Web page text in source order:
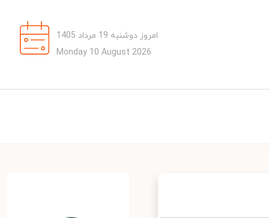
امروز دوشنبه 19 مرداد 1405
Monday 10 August 2026